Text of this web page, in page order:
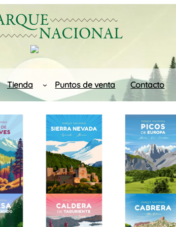
Tienda Puntos de venta Contacto